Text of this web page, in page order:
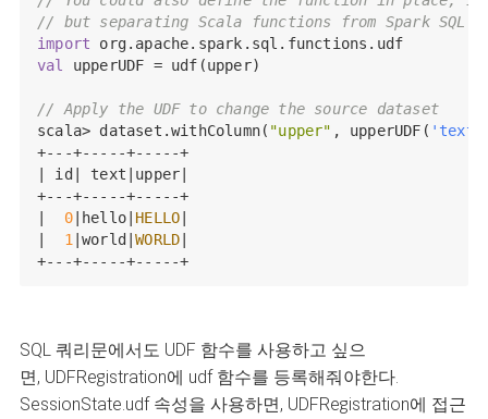
// but separating Scala functions from Spark
import
val
upperUDF = udf(upper)
// Apply the UDF to change the source dataset
scala> dataset.withColumn( "upper" , upperUDF( 'text
+---+-----+-----+
| id| text|upper|
+---+-----+-----+
| 0|hello| HELLO|
| 1 |world|WORLD|
+---+-----+-----+
SQL 쿼리문에서도 UDF 함수를 사용하고 싶으
면, UDFRegistration에 udf 함수를 등록해줘야한다.
SessionState.udf 속성을 사용하면, UDFRegistration에 접근